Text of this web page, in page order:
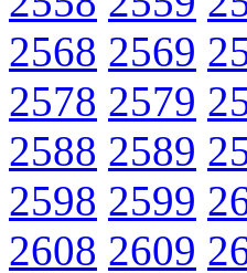
2568 2569
2578 2579
2588 2589
2598 2599
2608 2609